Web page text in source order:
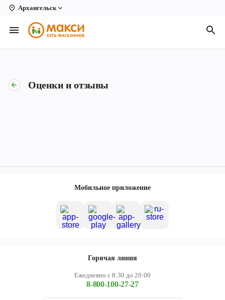
Архангельск
Вологда
Архангельск
Киров
Новодвинск
Оценки и отзывы
Мобильное приложение
Горячая линия
Ежедневно с 8:30 до 20:00
8-800-100-27-27